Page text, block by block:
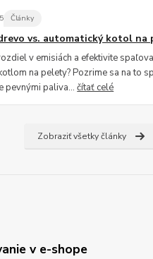
Články
vs. automatický kotol na
v emisiách a efektivite
na pelety? Pozrime sa na to
pevnými paliva...čítať celé
Zobraziť všetky články
v e-shope